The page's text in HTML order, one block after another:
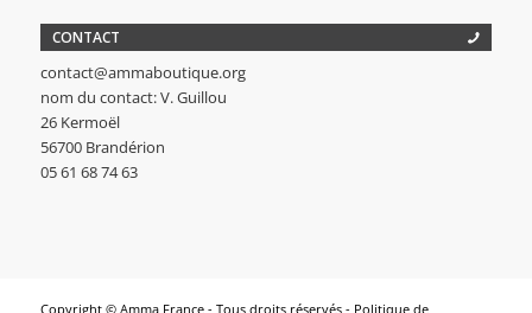
CONTACT
contact@ammaboutique.org
nom du contact: V. Guillou
26 Kermoël
56700 Brandérion
05 61 68 74 63
Copyright © Amma France - Tous droits réservés - Politique de